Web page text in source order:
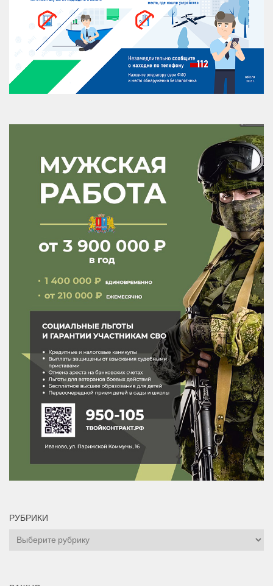
РУБРИКИ
Рубрики